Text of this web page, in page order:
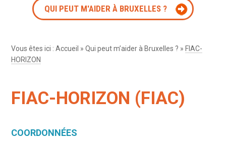
QUI PEUT M'AIDER À BRUXELLES ?
Vous êtes ici :Accueil »Qui peut m’aider à Bruxelles ? » FIAC-
HORIZON
FIAC-HORIZON (FIAC)
COORDONNÉES